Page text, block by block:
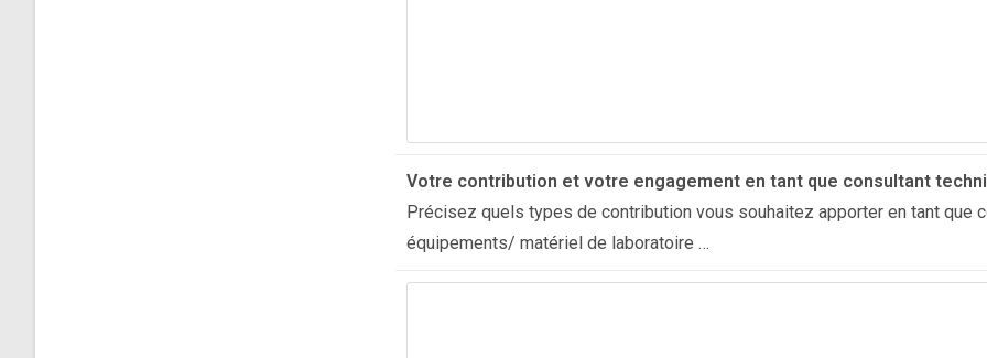
Votre contribution et votre engagement en tant que consultant
Précisez quels types de contribution vous souhaitez apporter en tant que
équipements/ matériel de laboratoire …